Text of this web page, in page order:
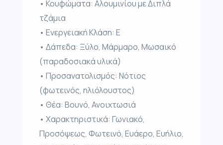
• Κουφώματα: Αλουμινίου με Διπλά
τζάμια
• Ενεργειακή Κλάση: Ε
• Δάπεδα: Ξύλο, Μάρμαρο, Μωσαικό
(παραδοσιακά υλικά)
• Προσανατολισμός: Νότιος
(φωτεινός, ηλιόλουστος)
• Θέα: Βουνό, Ανοιχτωσιά
• Χαρακτηριστικά: Γωνιακό,
Προσόψεως, Φωτεινό, Ευάερο, Ευήλιο,